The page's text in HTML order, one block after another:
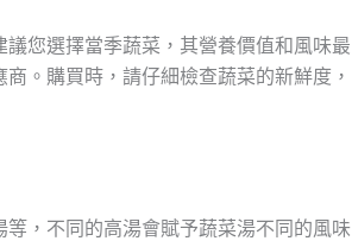
您選擇當季蔬菜，其營養價值和風味最
。購買時，請仔細檢查蔬菜的新鮮度，
，不同的高湯會賦予蔬菜湯不同的風味